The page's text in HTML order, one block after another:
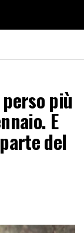
più
E
del